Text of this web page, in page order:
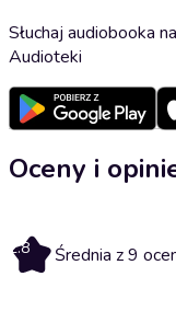
Słuchaj audiobooka
Audioteki
Oceny i
2.8 Średnia z 9